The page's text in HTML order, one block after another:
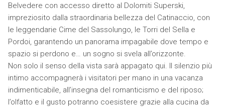
Belvedere con accesso diretto al Dolomiti Superski,
impreziosito dalla straordinaria bellezza del Catinaccio, con
le leggendarie Cime del Sassolungo, le Torri del Sella e
Pordoi, garantendo un panorama impagabile dove tempo e
spazio si perdono e… un sogno si svela all’orizzonte.
Non solo il senso della vista sarà appagato qui. Il silenzio più
intimo accompagnerà i visitatori per mano in una vacanza
indimenticabile, all’insegna del romanticismo e del riposo;
l’olfatto e il gusto potranno coesistere grazie alla cucina da